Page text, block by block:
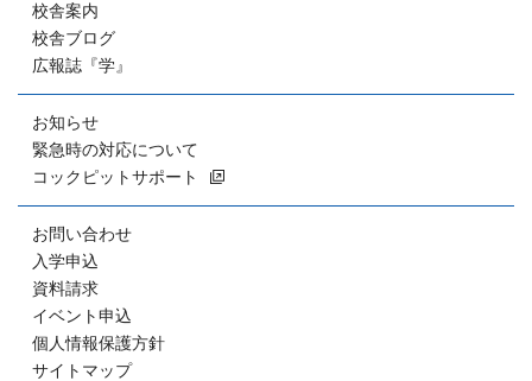
校舎案内
校舎ブログ
広報誌『学』
お知らせ
緊急時の対応について
コックピットサポート
お問い合わせ
入学申込
資料請求
イベント申込
個人情報保護方針
サイトマップ